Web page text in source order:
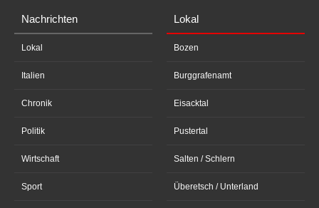
Nachrichten
Lokal
Italien
Chronik
Politik
Wirtschaft
Sport
Lokal
Bozen
Burggrafenamt
Eisacktal
Pustertal
Salten / Schlern
Überetsch / Unterland